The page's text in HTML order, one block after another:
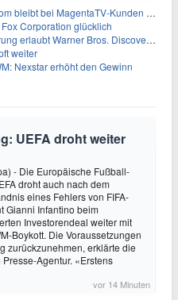
bleibt bei MagentaTV-Kunden vage
Fox Corporation glücklich
Warner Bros. Discovery-Übernahme
weiter
Nexstar erhöht den Gewinn
UEFA droht weiter
- Die Europäische Fußball-
droht auch nach dem
eines Fehlers von FIFA-
Gianni Infantino beim
Investorendeal weiter mit
Boykott. Die Voraussetzungen
zurückzunehmen, erklärte die
Agentur. «Erstens
vor 14 Minuten